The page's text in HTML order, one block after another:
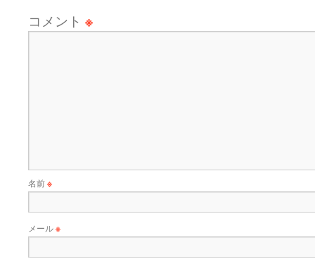
コメント ※
名前※
メール※